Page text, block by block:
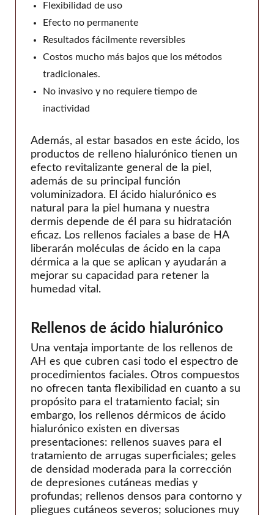
Flexibilidad de uso
Efecto no permanente
Resultados fácilmente reversibles
Costos mucho más bajos que los métodos
tradicionales.
No invasivo y no requiere tiempo de
inactividad
Además, al estar basados en este ácido, los
productos de relleno hialurónico tienen un
efecto revitalizante general de la piel,
además de su principal función
voluminizadora. El ácido hialurónico es
natural para la piel humana y nuestra
dermis depende de él para su hidratación
eficaz. Los rellenos faciales a base de HA
liberarán moléculas de ácido en la capa
dérmica a la que se aplican y ayudarán a
mejorar su capacidad para retener la
humedad vital.
Rellenos de ácido hialurónico
Una ventaja importante de los rellenos de
AH es que cubren casi todo el espectro de
procedimientos faciales. Otros compuestos
no ofrecen tanta flexibilidad en cuanto a su
propósito para el tratamiento facial; sin
embargo, los rellenos dérmicos de ácido
hialurónico existen en diversas
presentaciones: rellenos suaves para el
tratamiento de arrugas superficiales; geles
de densidad moderada para la corrección
de depresiones cutáneas medias y
profundas; rellenos densos para contorno y
pliegues cutáneos severos; soluciones muy